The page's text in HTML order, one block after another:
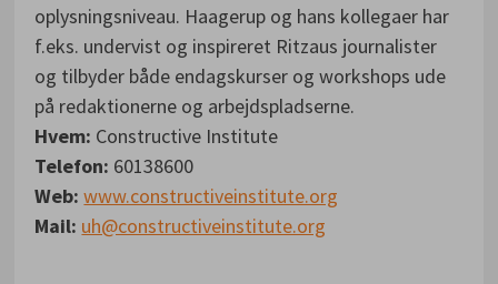
oplysningsniveau. Haagerup og hans kollegaer har
f.eks. undervist og inspireret Ritzaus journalister
og tilbyder både endagskurser og workshops ude
på redaktionerne og arbejdspladserne.
Hvem: Constructive Institute
Telefon: 60138600
Web: www.constructiveinstitute.org
Mail: uh@constructiveinstitute.org